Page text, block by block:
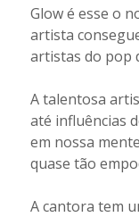
Glow é esse o
artista
artistas do pop
A talentosa
até influências
em nossa
quase tão
A cantora tem